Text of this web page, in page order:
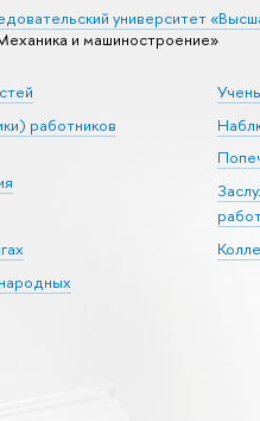
университет
и машиностроение»
работников